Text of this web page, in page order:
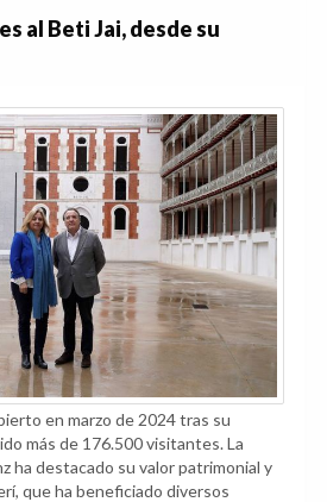
al Beti Jai, desde su
en marzo de 2024 tras su
más de 176.500 visitantes. La
ha destacado su valor patrimonial y
que ha beneficiado diversos